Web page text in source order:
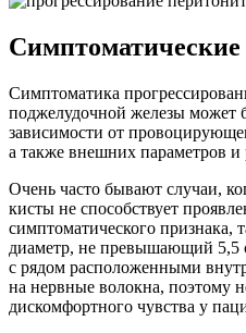
Симптоматика
поджелудочной железы может
зависимости от
а также внешних параметров и
Очень часто бывают случаи,
кисты не способствует
симптоматического признака,
диаметр, не превышающий 5,5
с рядом расположенными
на нервные волокна, поэтому
дискомфортного чувства у